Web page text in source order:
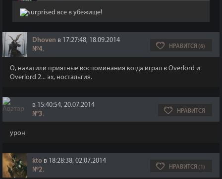
все в убежище!
Dhoven в 17:27:48, 18.09.2014
№4, НРАВИТСЯ (6)
О, накатили приятные воспоминания когда играл в Overlord и
Overlord 2... эх, ностальгия.
в 15:40:54, 20.07.2014
№3, НРАВИТСЯ
урон
kto в 18:28:38, 02.07.2014
№2, НРАВИТСЯ (1)